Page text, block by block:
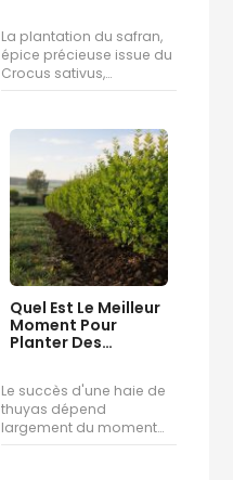
La plantation du safran,
épice précieuse issue du
Crocus sativus,…
Quel Est Le Meilleur
Moment Pour
Planter Des
Le succès d'une haie de
thuyas dépend
largement du moment…